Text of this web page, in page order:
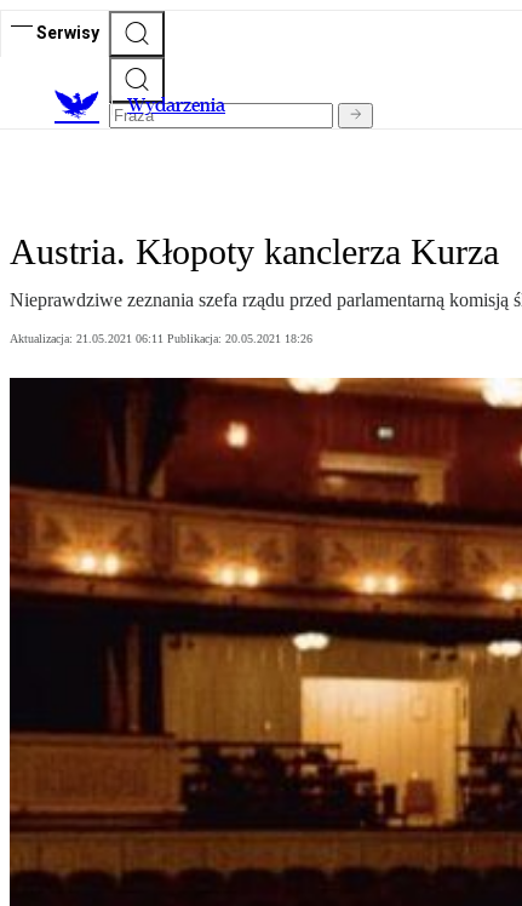
Serwisy
Wydarzenia
Austria. Kłopoty kanclerza Kurza
Nieprawdziwe zeznania szefa rządu przed parlamentarną
Aktualizacja: 21.05.2021 06:11 Publikacja: 20.05.2021 18:26